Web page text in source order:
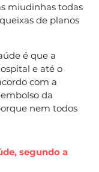
miudinhas todas
de planos
é que a
e até o
com a
da
nem todos
segundo a